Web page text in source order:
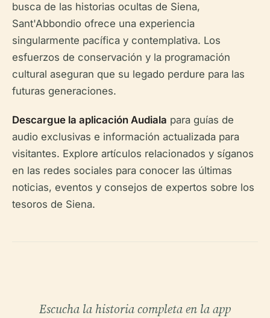
busca de las historias ocultas de Siena,
Sant'Abbondio ofrece una experiencia
singularmente pacífica y contemplativa. Los
esfuerzos de conservación y la programación
cultural aseguran que su legado perdure para las
futuras generaciones.
Descargue la aplicación Audiala para guías de
audio exclusivas e información actualizada para
visitantes. Explore artículos relacionados y síganos
en las redes sociales para conocer las últimas
noticias, eventos y consejos de expertos sobre los
tesoros de Siena.
Escucha la historia completa en la app